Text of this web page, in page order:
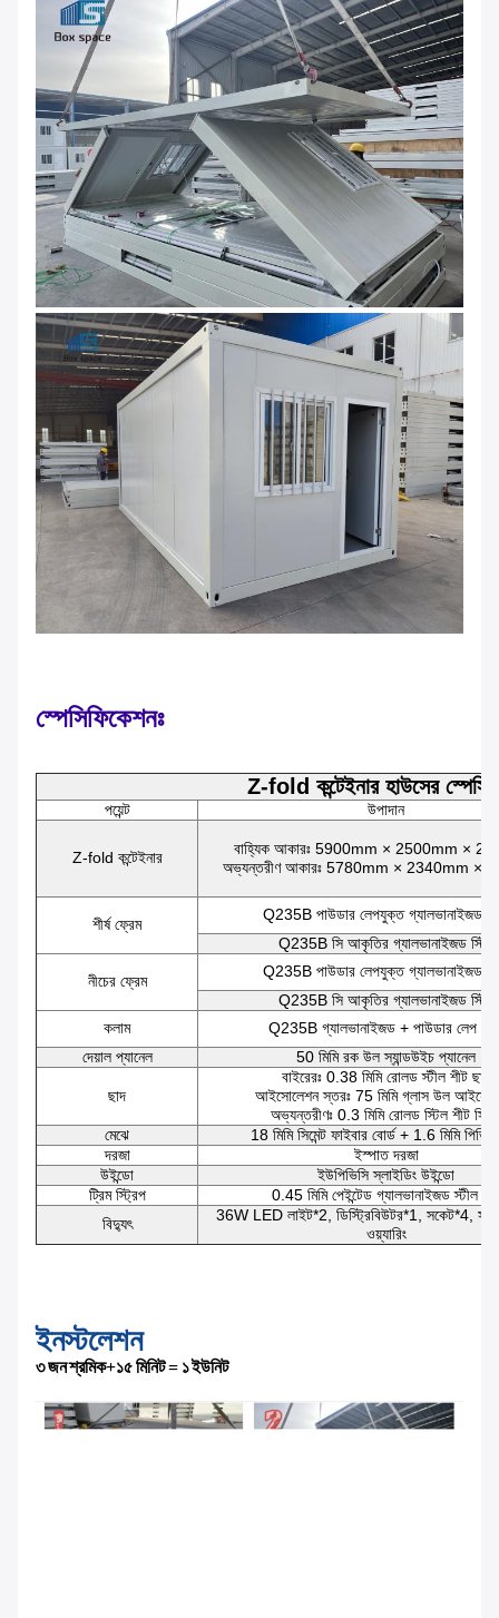
স্পেসিফিকেশনঃ
Z-fold কন্টেইনার হাউসের
পয়েন্ট উপাদান
Z-fold কন্টেইনার
বাহ্যিক আকারঃ 5900mm × 2500mm ×
অভ্যন্তরীণ আকারঃ 5780mm × 2340mm ×
শীর্ষ ফ্রেম
Q235B পাউডার লেপযুক্ত গ্যালভানাইজড
Q235B সি আকৃতির গ্যালভানাইজড স্টিল
নীচের ফ্রেম
Q235B পাউডার লেপযুক্ত গ্যালভানাইজড
Q235B সি আকৃতির গ্যালভানাইজড স্টিল
কলাম
Q235B গ্যালভানাইজড + পাউডার লেপ
দেয়াল প্যানেল
50 মিমি রক উল স্যান্ডউইচ প্যানেল
ছাদ
বাইরেরঃ 0.38 মিমি রোলড স্টীল শীট ছাদ
আইসোলেশন স্তরঃ 75 মিমি গ্লাস উল
অভ্যন্তরীণঃ 0.3 মিমি রোলড স্টিল শীট
মেঝে
18 মিমি সিমেন্ট ফাইবার বোর্ড + 1.6 মিমি পিভিসি
দরজা
ইস্পাত দরজা
উইন্ডো
ইউপিভিসি স্লাইডিং উইন্ডো
ট্রিম স্ট্রিপ
0.45 মিমি পেইন্টেড গ্যালভানাইজড স্টীল শীট
বিদ্যুৎ
36W LED লাইট*2, ডিস্ট্রিবিউটর*1, সকেট*4,
ওয়্যারিং
ইনস্টলেশন
৩ জন শ্রমিক+১৫ মিনিট = ১ ইউনিট